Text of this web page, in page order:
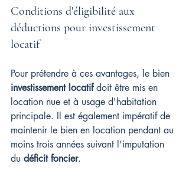
Conditions d'éligibilité aux
déductions pour investissement
locatif
Pour prétendre à ces avantages, le bien
investissement locatif doit être mis en
location nue et à usage d'habitation
principale. Il est également impératif de
maintenir le bien en location pendant au
moins trois années suivant l’imputation
du déficit foncier.